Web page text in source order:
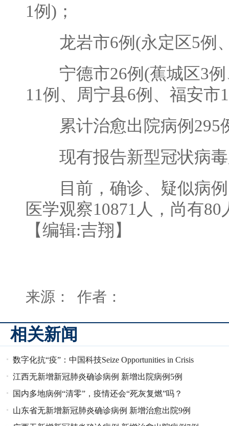
1例)；
龙岩市6例(永定区5例
宁德市26例(蕉城区3例
11例、周宁县6例、福安市
累计治愈出院病例295
现有报告新型冠状病毒
目前，确诊、疑似病例
医学观察10871人，尚有
【编辑:吉翔】
来源： 作者：
相关新闻
数字化抗“疫”：中国科技Seize Opportunities in Crisis
江西无新增新冠肺炎确诊病例 新增出院病例5例
国内多地病例“清零”，疫情还会“死灰复燃”吗？
山东省无新增新冠肺炎确诊病例 新增治愈出院9例